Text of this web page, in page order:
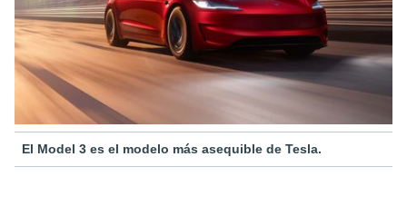
El Model 3 es el modelo más asequible de Tesla.